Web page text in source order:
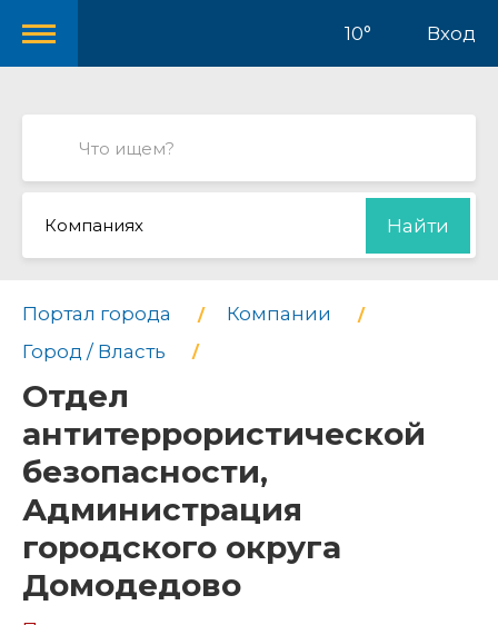
10° Вход
Компаниях Найти
Портал города
Компании
Город / Власть
Отдел
антитеррористической
безопасности,
Администрация
городского округа
Домодедово